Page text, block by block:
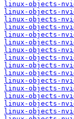
linux-objects-
linux-objects-
linux-objects-
linux-objects-
linux-objects-
linux-objects-
linux-objects-
linux-objects-
linux-objects-
linux-objects-
linux-objects-
linux-objects-
linux-objects-
linux-objects-
linux-objects-